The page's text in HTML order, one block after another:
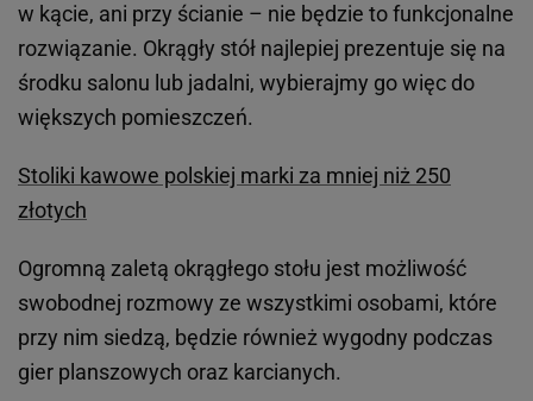
w kącie, ani przy ścianie – nie będzie to funkcjonalne
rozwiązanie. Okrągły stół najlepiej prezentuje się na
środku salonu lub jadalni, wybierajmy go więc do
większych pomieszczeń.
Stoliki kawowe polskiej marki za mniej niż 250
złotych
Ogromną zaletą okrągłego stołu jest możliwość
swobodnej rozmowy ze wszystkimi osobami, które
przy nim siedzą, będzie również wygodny podczas
gier planszowych oraz karcianych.